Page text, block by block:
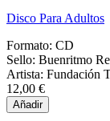
Disco Para Adultos
Formato: CD
Sello: Buenritmo
Artista: Fundación
12,00 €
Añadir